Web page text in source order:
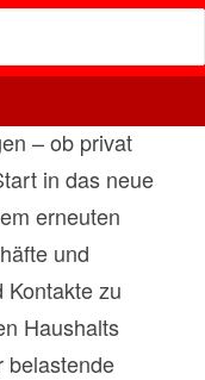
– ob privat
in das neue
erneuten
und
Kontakte zu
Haushalts
belastende